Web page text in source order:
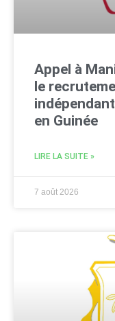
Appel à
le
en Guinée
LIRE LA SUITE »
7 août 2026